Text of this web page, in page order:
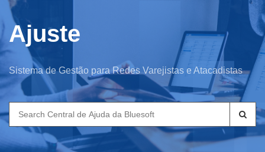
Ajuste
Sistema de Gestão para Redes Varejistas e Atacadistas
Search
for: